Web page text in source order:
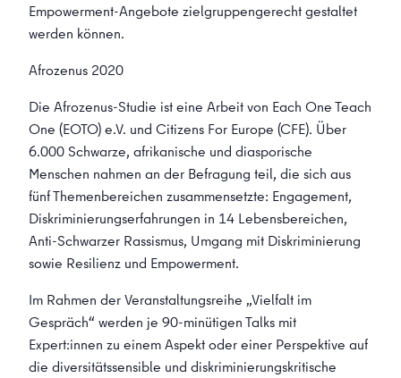
Empowerment-Angebote zielgruppengerecht gestaltet
werden können.
Afrozenus 2020
Die Afrozenus-Studie ist eine Arbeit von Each One Teach
One (EOTO) e.V. und Citizens For Europe (CFE). Über
6.000 Schwarze, afrikanische und diasporische
Menschen nahmen an der Befragung teil, die sich aus
fünf Themenbereichen zusammensetzte: Engagement,
Diskriminierungserfahrungen in 14 Lebensbereichen,
Anti-Schwarzer Rassismus, Umgang mit Diskriminierung
sowie Resilienz und Empowerment.
Im Rahmen der Veranstaltungsreihe „Vielfalt im
Gespräch“ werden je 90-minütigen Talks mit
Expert:innen zu einem Aspekt oder einer Perspektive auf
die diversitätssensible und diskriminierungskritische